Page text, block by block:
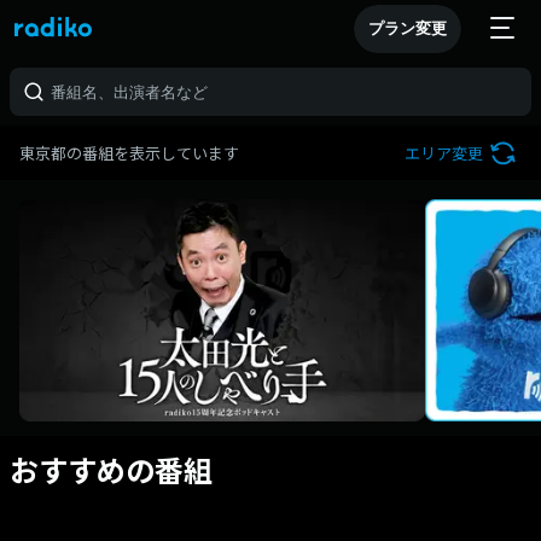
プラン変更
東京都の番組を表示しています エリア変更
おすすめの番組